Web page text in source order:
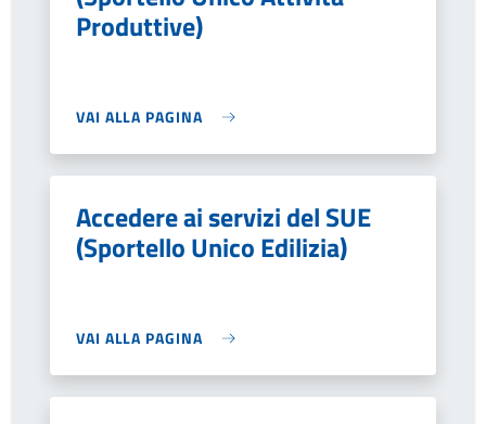
Produttive)
VAI ALLA PAGINA
Accedere ai servizi del SUE
(Sportello Unico Edilizia)
VAI ALLA PAGINA